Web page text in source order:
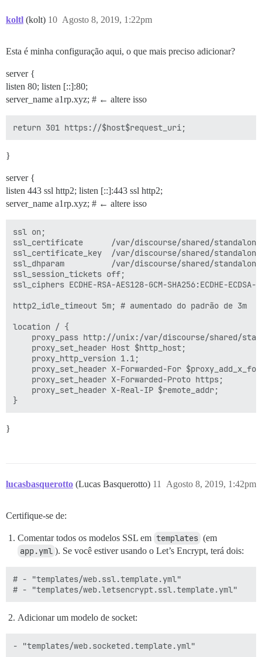
koltl (kolt) Agosto 8, 2019, 1:22pm
10
Esta é minha configuração aqui, o que mais preciso adicionar?
server {
listen 80; listen [::]:80;
server_name a1rp.xyz; # ← altere isso
}
server {
listen 443 ssl http2; listen [::]:443 ssl http2;
server_name a1rp.xyz; # ← altere isso
ssl on;
ssl_certificate      /var/discourse/shared/
ssl_certificate_key  /var/discourse/shared/
ssl_dhparam          /var/discourse/shared/standalone/
ssl_session_tickets off;
ssl_ciphers ECDHE-RSA-AES128-GCM-SHA256:ECDHE-ECDSA-
http2_idle_timeout 5m; # aumentado do padrão de 3m
location / {
proxy_pass http://unix:/var/discourse/shared/
    proxy_set_header Host $http_host;
    proxy_http_version 1.1;
proxy_set_header X-Forwarded-For
    proxy_set_header X-Forwarded-Proto https;
    proxy_set_header X-Real-IP $remote_addr;
}
lucasbasquerotto (Lucas Basquerotto) Agosto 8, 2019, 1:42pm
11
Certifique-se de:
Comentar todos os modelos SSL em templates (em
app.yml ). Se você estiver usando o Let’s Encrypt, terá dois:
# - "templates/web.ssl.template.yml"
Adicionar um modelo de socket: